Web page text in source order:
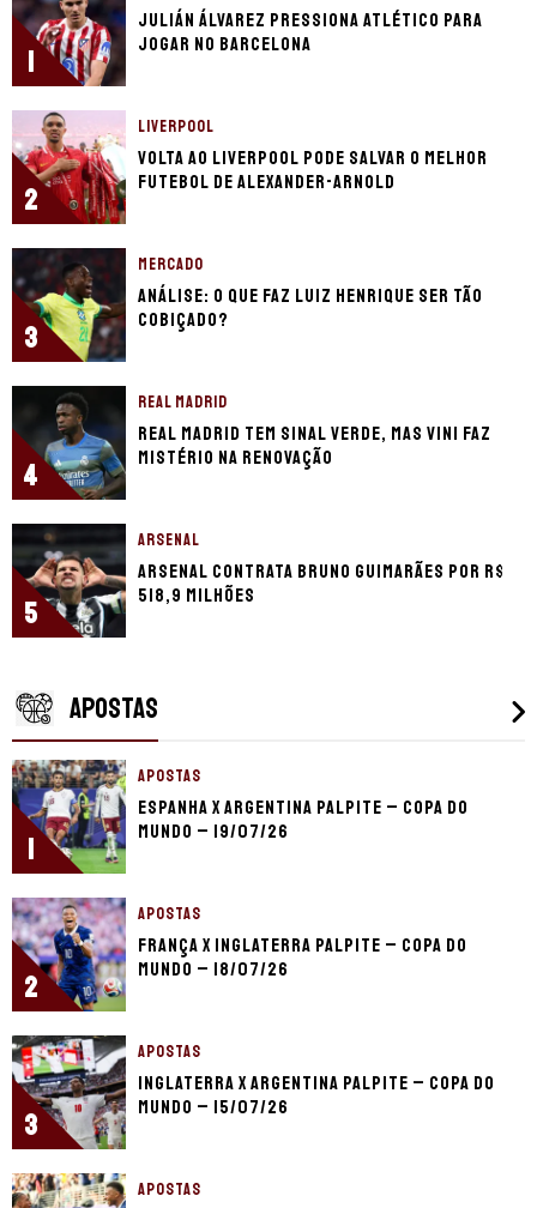
1
Julián Álvarez pressiona Atlético para
jogar no Barcelona
2
LIVERPOOL
Volta ao Liverpool pode salvar o melhor
futebol de Alexander-Arnold
3
MERCADO
Análise: o que faz Luiz Henrique ser tão
cobiçado?
4
REAL MADRID
Real Madrid tem sinal verde, mas Vini faz
mistério na renovação
5
ARSENAL
Arsenal contrata Bruno Guimarães por R$
518,9 milhões
APOSTAS
1
APOSTAS
Espanha x Argentina palpite – Copa do
Mundo – 19/07/26
2
APOSTAS
França x Inglaterra palpite – Copa do
Mundo – 18/07/26
3
APOSTAS
Inglaterra x Argentina palpite – Copa do
Mundo – 15/07/26
APOSTAS